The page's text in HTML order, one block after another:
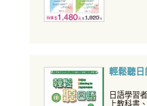
輕鬆聽
日語學習
上教科書